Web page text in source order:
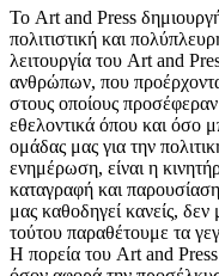
Το Art and Press
πολιτιστική και
λειτουργία του Art and
ανθρώπων, που
στους οποίους
εθελοντικά όπου και όσο
ομάδας μας για την
ενημέρωση, είναι η
καταγραφή και
μας καθοδηγεί κανείς, δεν
τούτου παραθέτουμε τα
Η πορεία του Art and Press